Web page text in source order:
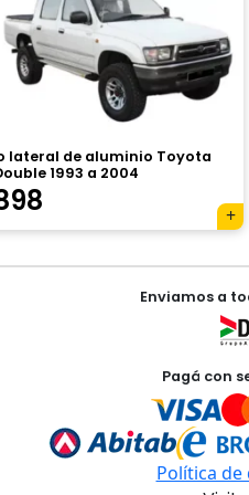
lateral de aluminio Toyota
1993 a 2004
Enviamos a
Pagá con
Política